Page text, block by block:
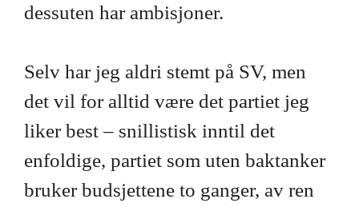
dessuten har ambisjoner.
Selv har jeg aldri stemt på SV, men
det vil for alltid være det partiet jeg
liker best – snillistisk inntil det
enfoldige, partiet som uten baktanker
bruker budsjettene to ganger, av ren